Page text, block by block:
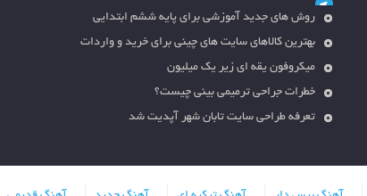
روش های جدید آموزشی برای پایه ششم ابتدایی
بهترین کالاهای سایت های چینی برای خرید و واردات
میکروفون یقه ای زیر یک میلیون
خطرات جراحی ترمیمی بینی چیست؟
تعرفه طراحی سایت تابان شهر آپدیت شد